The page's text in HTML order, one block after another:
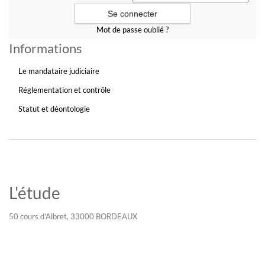
Mot de passe oublié ?
Informations
Le mandataire judiciaire
Réglementation et contrôle
Statut et déontologie
L'étude
50 cours d'Albret, 33000 BORDEAUX